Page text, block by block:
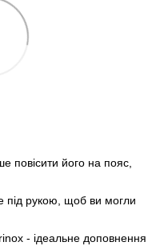
повісити його на пояс,
під рукою, щоб ви могли
- ідеальне доповнення